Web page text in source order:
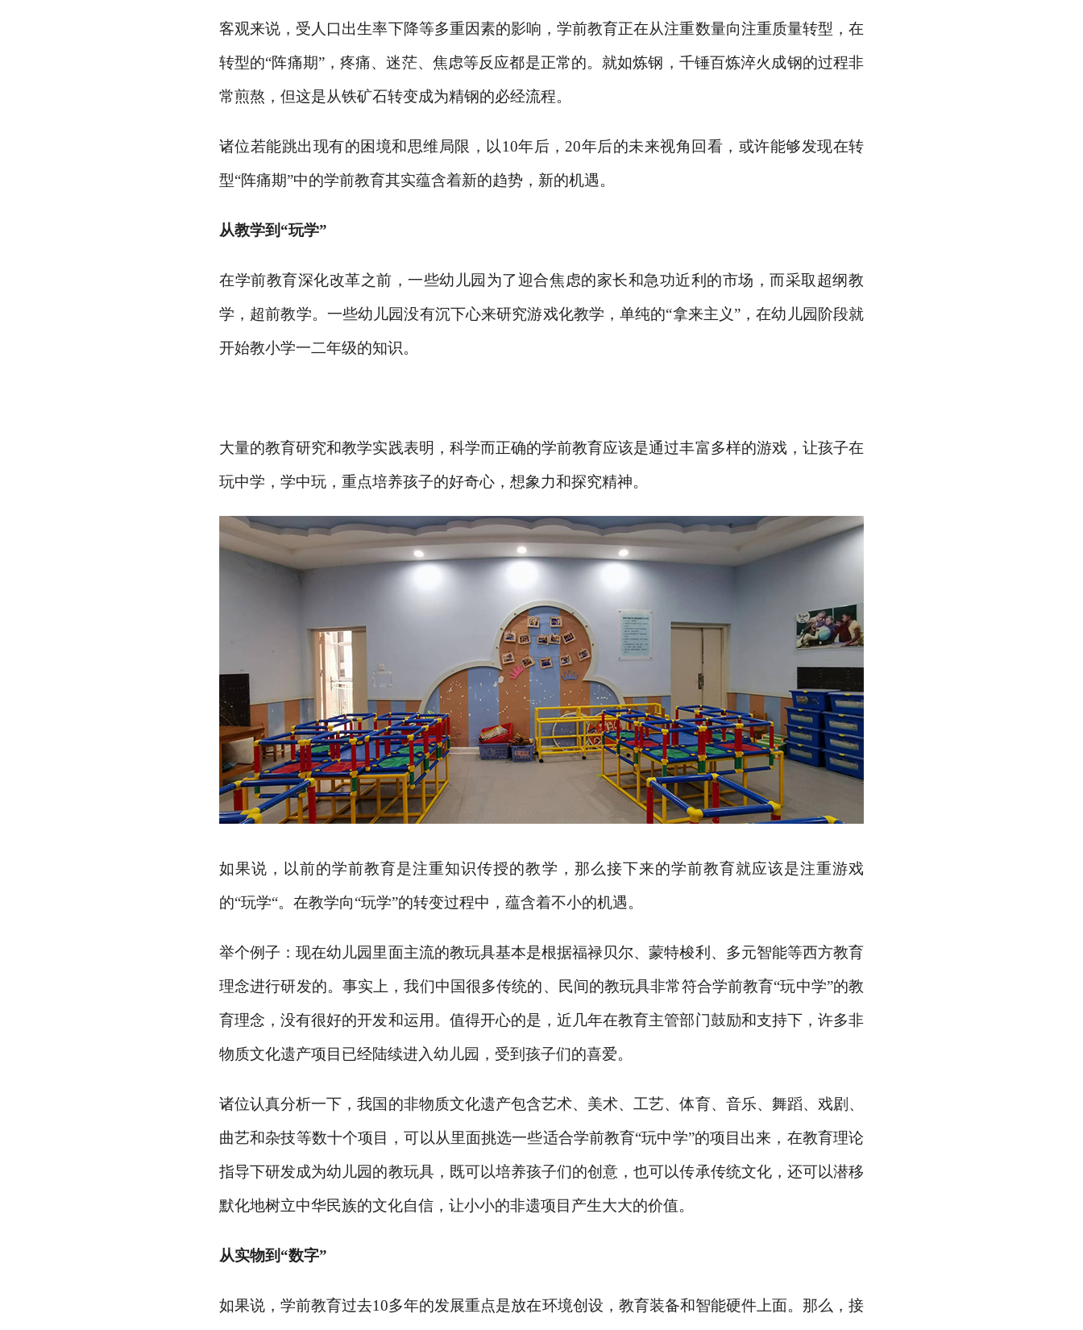
客观来说，受人口出生率下降等多重因素的影响，学前教育正在从注重数量向注重质量转型，在
转型的“阵痛期”，疼痛、迷茫、焦虑等反应都是正常的。就如炼钢，千锤百炼淬火成钢的过程非
常煎熬，但这是从铁矿石转变成为精钢的必经流程。
诸位若能跳出现有的困境和思维局限，以10年后，20年后的未来视角回看，或许能够发现在转
型“阵痛期”中的学前教育其实蕴含着新的趋势，新的机遇。
从教学到 “玩学”
在学前教育深化改革之前，一些幼儿园为了迎合焦虑的家长和急功近利的市场，而采取超纲教
学，超前教学。一些幼儿园没有沉下心来研究游戏化教学，单纯的“拿来主义”，在幼儿园阶段就
开始教小学一二年级的知识。
大量的教育研究和教学实践表明，科学而正确的学前教育应该是通过丰富多样的游戏，让孩子在
玩中学，学中玩，重点培养孩子的好奇心，想象力和探究精神。
如果说，以前的学前教育是注重知识传授的教学，那么接下来的学前教育就应该是注重游戏
的“玩学“。在教学向“玩学”的转变过程中，蕴含着不小的机遇。
举个例子：现在幼儿园里面主流的教玩具基本是根据福禄贝尔、蒙特梭利、多元智能等西方教育
理念进行研发的。事实上，我们中国很多传统的、民间的教玩具非常符合学前教育“玩中学”的教
育理念，没有很好的开发和运用。值得开心的是，近几年在教育主管部门鼓励和支持下，许多非
物质文化遗产项目已经陆续进入幼儿园，受到孩子们的喜爱。
诸位认真分析一下，我国的非物质文化遗产包含艺术、美术、工艺、体育、音乐、舞蹈、戏剧、
曲艺和杂技等数十个项目，可以从里面挑选一些适合学前教育“玩中学”的项目出来，在教育理论
指导下研发成为幼儿园的教玩具，既可以培养孩子们的创意，也可以传承传统文化，还可以潜移
默化地树立中华民族的文化自信，让小小的非遗项目产生大大的价值。
从实物到 “数字”
如果说，学前教育过去10多年的发展重点是放在环境创设，教育装备和智能硬件上面。那么，接